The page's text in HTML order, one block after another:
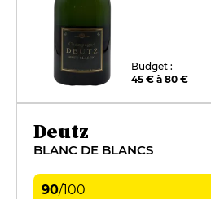
Budget :
45 € à 80 €
Deutz
BLANC DE BLANCS
90/100